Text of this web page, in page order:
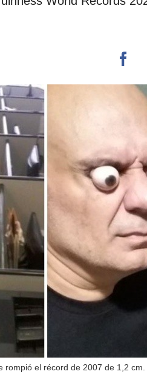
rompió el récord de 2007 de 1,2 cm.